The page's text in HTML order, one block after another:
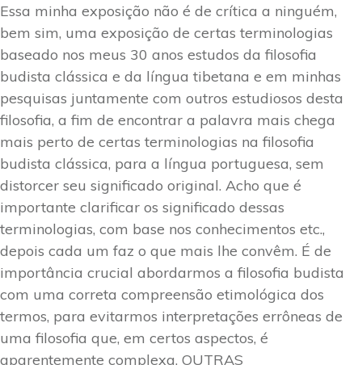
Essa minha exposição não é de crítica a ninguém,
bem sim, uma exposição de certas terminologias
baseado nos meus 30 anos estudos da filosofia
budista clássica e da língua tibetana e em minhas
pesquisas juntamente com outros estudiosos desta
filosofia, a fim de encontrar a palavra mais chega
mais perto de certas terminologias na filosofia
budista clássica, para a língua portuguesa, sem
distorcer seu significado original. Acho que é
importante clarificar os significado dessas
terminologias, com base nos conhecimentos etc.,
depois cada um faz o que mais lhe convêm. É de
importância crucial abordarmos a filosofia budista
com uma correta compreensão etimológica dos
termos, para evitarmos interpretações errôneas de
uma filosofia que, em certos aspectos, é
aparentemente complexa. OUTRAS